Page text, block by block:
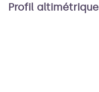
Profil altimétrique